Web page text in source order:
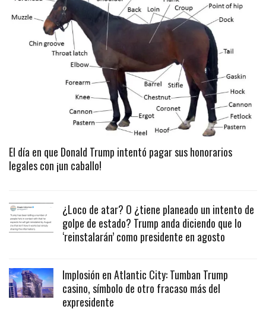
El día en que Donald Trump intentó pagar sus honorarios
legales con ¡un caballo!
¿Loco de atar? O ¿tiene planeado un intento de
golpe de estado? Trump anda diciendo que lo
‘reinstalarán’ como presidente en agosto
Implosión en Atlantic City: Tumban Trump
casino, símbolo de otro fracaso más del
expresidente